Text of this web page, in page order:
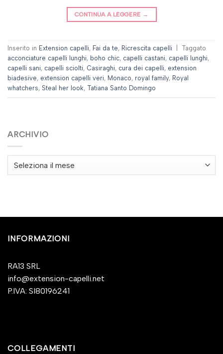
ARCHIVIO
CONTINUA A LEGGERE →
Inserito in Extension capelli, Fai da te, Ricrescita capelli
Taggato
acconciature capelli lunghi, boho chic, capelli castani, capelli lunghi,
capelli sani, capelli sciolti, Casiraghi, cura dei capelli, extension
biadesive, extension capelli veri, Monaco, royal family, Royal
whatchers, Steal her look, Tatiana Santo Domingo
INFORMAZIONI
RA13 SRL
info@extension-capelli.net
P.IVA: SI80196241
COLLEGAMENTI